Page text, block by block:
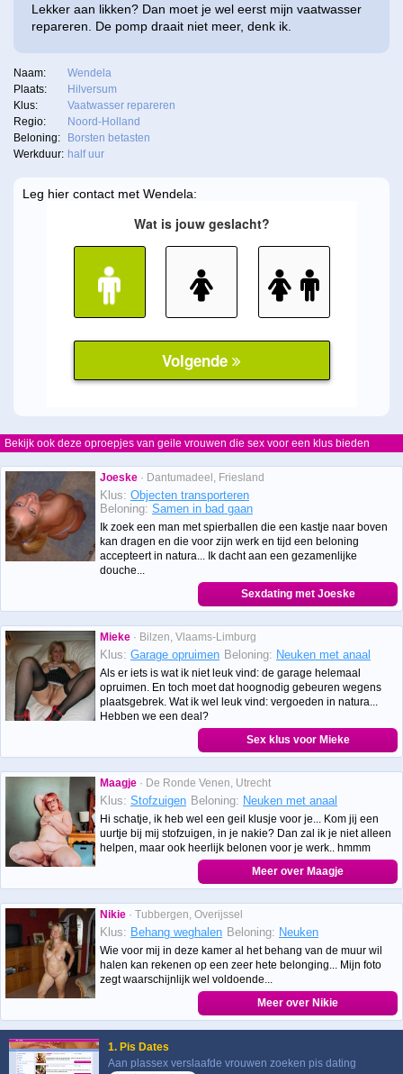
Lekker aan likken? Dan moet je wel eerst mijn vaatwasser
repareren. De pomp draait niet meer, denk ik.
Naam:
Wendela
Plaats:
Hilversum
Klus:
Vaatwasser repareren
Regio:
Noord-Holland
Beloning:
Borsten betasten
Werkduur: half uur
Leg hier contact met Wendela:
Bekijk ook deze oproepjes van geile vrouwen die sex voor een klus bieden
Joeske · Dantumadeel, Friesland
Klus: Objecten transporteren
Beloning: Samen in bad gaan
Ik zoek een man met spierballen die een kastje naar boven
kan dragen en die voor zijn werk en tijd een beloning
accepteert in natura... Ik dacht aan een gezamenlijke
douche...
Sexdating met Joeske
Mieke · Bilzen, Vlaams-Limburg
Klus: Garage opruimen Beloning: Neuken met anaal
Als er iets is wat ik niet leuk vind: de garage helemaal
opruimen. En toch moet dat hoognodig gebeuren wegens
plaatsgebrek. Wat ik wel leuk vind: vergoeden in natura...
Hebben we een deal?
Sex klus voor Mieke
Maagje · De Ronde Venen, Utrecht
Klus: Stofzuigen Beloning: Neuken met anaal
Hi schatje, ik heb wel een geil klusje voor je... Kom jij een
uurtje bij mij stofzuigen, in je nakie? Dan zal ik je niet alleen
helpen, maar ook heerlijk belonen voor je werk.. hmmm
Meer over Maagje
Nikie · Tubbergen, Overijssel
Klus: Behang weghalen Beloning: Neuken
Wie voor mij in deze kamer al het behang van de muur wil
halen kan rekenen op een zeer hete belonging... Mijn foto
zegt waarschijnlijk wel voldoende...
Meer over Nikie
1. Pis Dates
Aan plassex verslaafde vrouwen zoeken pis dating